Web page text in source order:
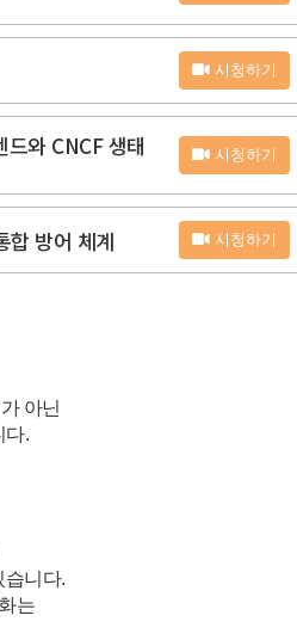
시청하기
와 CNCF 생태 시청하기
합 방어 체계 시청하기
아닌
다.
습니다.
는